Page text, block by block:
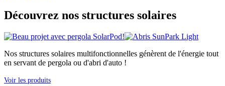
Découvrez nos structures solaires
Nos structures solaires multifonctionnelles génèrent de l'énergie tout
en servant de pergola ou d'abri d'auto !
Voir les produits